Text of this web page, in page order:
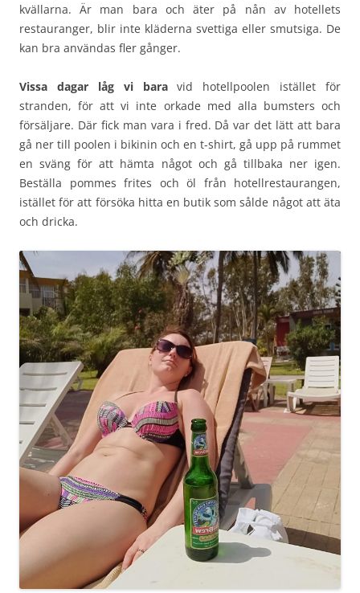
kvällarna. Är man bara och äter på nån av hotellets
restauranger, blir inte kläderna svettiga eller smutsiga. De
kan bra användas fler gånger.
Vissa dagar låg vi baravid hotellpoolen istället för
stranden, för att vi inte orkade med alla bumsters och
försäljare. Där fick man vara i fred. Då var det lätt att bara
gå ner till poolen i bikinin och en t-shirt, gå upp på rummet
en sväng för att hämta något och gå tillbaka ner igen.
Beställa pommes frites och öl från hotellrestaurangen,
istället för att försöka hitta en butik som sålde något att äta
och dricka.